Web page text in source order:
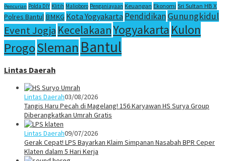
Pencurian Polda DIY Klitih Malioboro Penganiayaan Keuangan Ekonomi Sri Sultan HB X
Polres Bantul BMKG Kota Yogyakarta PendidikanGunungkidul
Event Jogja KecelakaanYogyakarta Kulon
ProgoSleman Bantul
Lintas Daerah
Lintas Daerah03/08/2026
Tangis Haru Pecah di Magelang! 156 Karyawan HS Surya Group
Diberangkatkan Umrah Gratis
Lintas Daerah09/07/2026
Gerak Cepat! LPS Bayarkan Klaim Simpanan Nasabah BPR Ceper
Klaten dalam 5 Hari Kerja